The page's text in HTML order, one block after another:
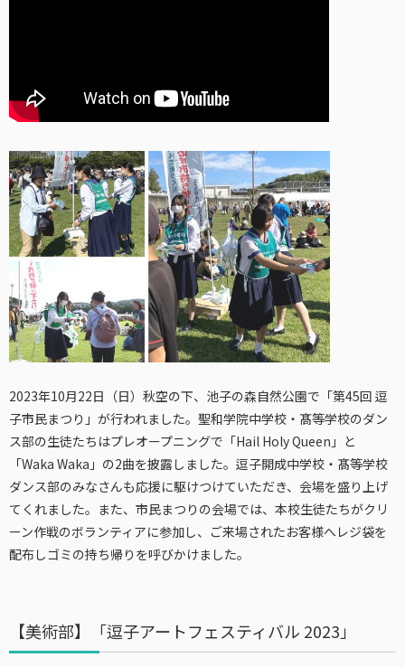
2023年10月22日（日）秋空の下、池子の森自然公園で「第45回 逗
子市民まつり」が行われました。聖和学院中学校・髙等学校のダン
ス部の生徒たちはプレオープニングで「Hail Holy Queen」と
「Waka Waka」の2曲を披露しました。逗子開成中学校・髙等学校
ダンス部のみなさんも応援に駆けつけていただき、会場を盛り上げ
てくれました。また、市民まつりの会場では、本校生徒たちがクリ
ーン作戦のボランティアに参加し、ご来場されたお客様へレジ袋を
配布しゴミの持ち帰りを呼びかけました。
【美術部】「逗⼦アートフェスティバル 2023」